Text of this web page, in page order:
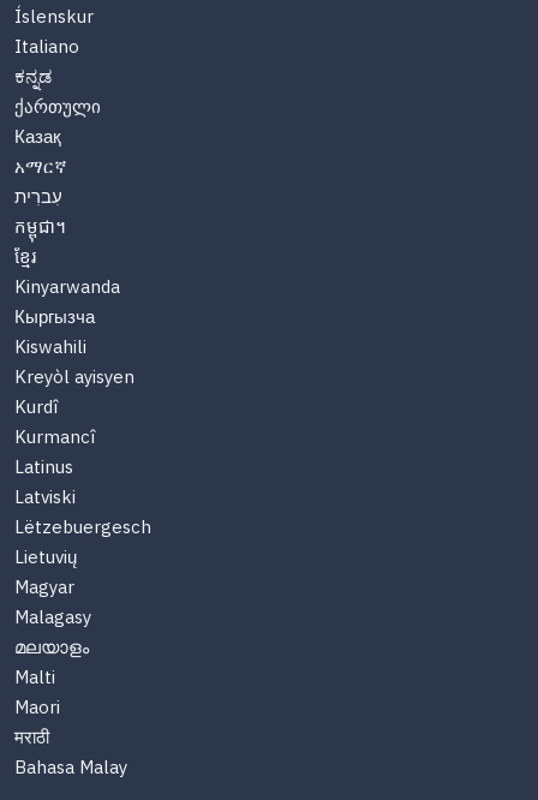
Íslenskur
Italiano
ಕನ್ನಡ
ქართული
Казақ
አማርኛ
עִברִית
កម្ពុជា។
ខ្មែរ
Kinyarwanda
Кыргызча
Kiswahili
Kreyòl ayisyen
Kurdî
Kurmancî
Latinus
Latviski
Lëtzebuergesch
Lietuvių
Magyar
Malagasy
മലയാളം
Malti
Maori
मराठी
Bahasa Malay